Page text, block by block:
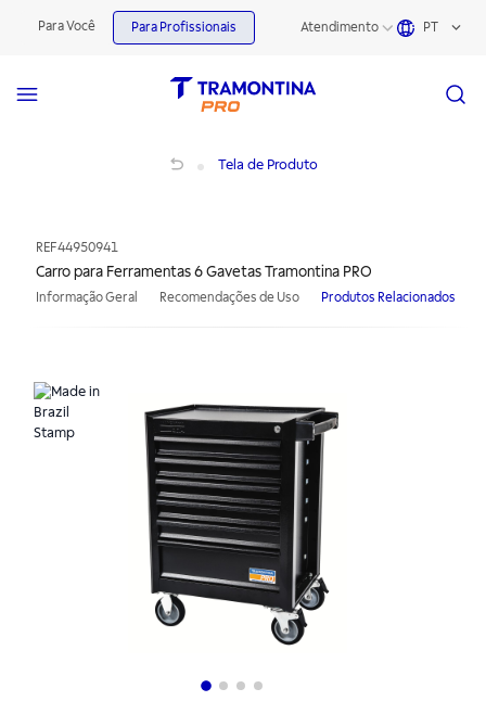
Para Você Para Profissionais Atendimento PT
Tela de Produto
REF44950941
Carro para Ferramentas 6 Gavetas Tramontina PRO
Informação Geral Recomendações de Uso Produtos Relacionados